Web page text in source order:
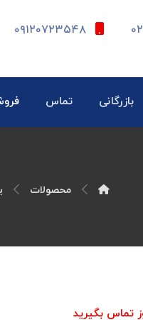
۰۹۱۲۰۷۲۳۵۴۸
بازرگانی تماس
محصولات
تماس بگیرید